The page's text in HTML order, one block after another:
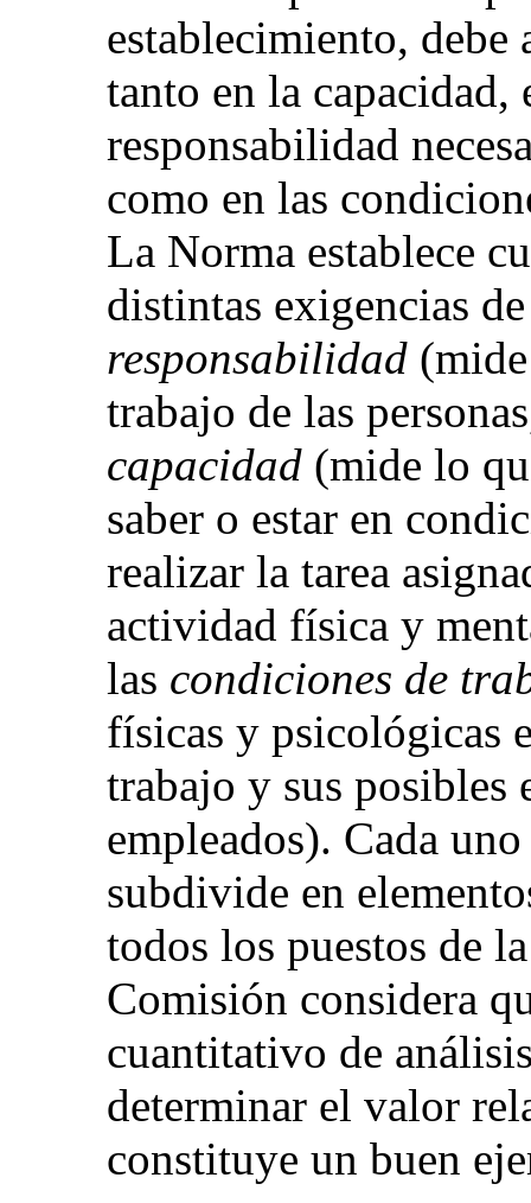
establecimiento,
tanto en la capacidad,
responsabilidad
como en las
La Norma establece
distintas exigencias
responsabilidad
trabajo de las
capacidad (mide lo
saber o estar en
realizar la tarea
actividad física y
las condiciones de
físicas y psicológicas
trabajo y sus posibles
empleados). Cada
subdivide en
todos los puestos de
Comisión considera
cuantitativo de
determinar el valor
constituye un buen